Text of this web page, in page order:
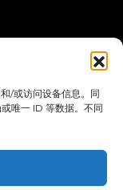
/或访问设备信息。同
唯一 ID 等数据。不同
Reserved
和条件